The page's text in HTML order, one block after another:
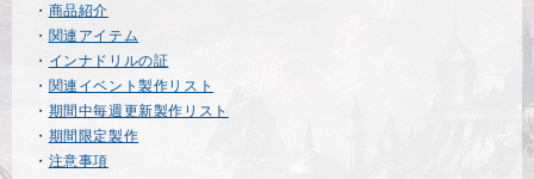
・ 商品紹介
・ 関連アイテム
・ インナドリルの証
・ 関連イベント製作リスト
・ 期間中毎週更新製作リスト
・ 期間限定製作
・ 注意事項